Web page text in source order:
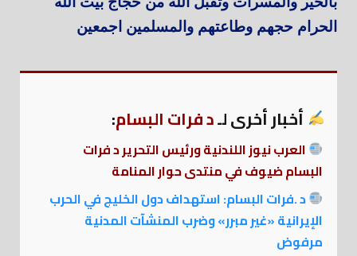
الحرام حجهم وطاعتهم والمسلمين اجمعين
أخبار أخرى لـد فرات البسام:
العرب نيوز اللندنية ورئيس التحرير د فرات
البسام ضيوف في منتدى حوار المنامة
د .فرات البسام: استهداف دول الخليج في الحرب
الإيرانية «غير مبرر» وضرب المنشآت المدنية
مرفوض